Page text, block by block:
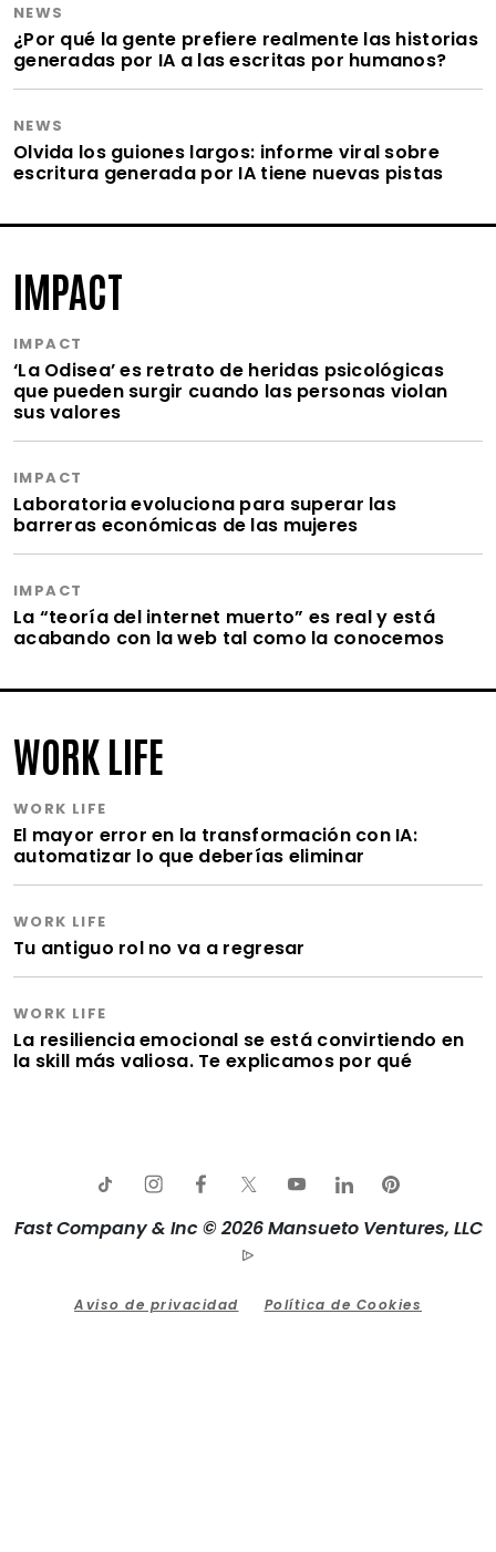
NEWS
¿Por qué la gente prefiere realmente las historias
generadas por IA a las escritas por humanos?
NEWS
Olvida los guiones largos: informe viral sobre
escritura generada por IA tiene nuevas pistas
IMPACT
IMPACT
‘La Odisea’ es retrato de heridas psicológicas
que pueden surgir cuando las personas violan
sus valores
IMPACT
Laboratoria evoluciona para superar las
barreras económicas de las mujeres
IMPACT
La “teoría del internet muerto” es real y está
acabando con la web tal como la conocemos
WORK LIFE
WORK LIFE
El mayor error en la transformación con IA:
automatizar lo que deberías eliminar
WORK LIFE
Tu antiguo rol no va a regresar
WORK LIFE
La resiliencia emocional se está convirtiendo en
la skill más valiosa. Te explicamos por qué
Fast Company & Inc © 2026 Mansueto Ventures, LLC
Aviso de privacidad Política de Cookies